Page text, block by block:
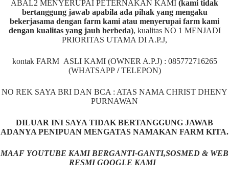
ABAL2 MENYERUPAI PETERNAKAN KAMI (kami tidak
bertanggung jawab apabila ada pihak yang mengaku
bekerjasama dengan farm kami atau menyerupai farm kami
dengan kualitas yang jauh berbeda), kualitas NO 1 MENJADI
PRIORITAS UTAMA DI A.P.J,
kontak FARM ASLI KAMI (OWNER A.P.J) : 085772716265
(WHATSAPP /TELEPON)
NO REK SAYA BRI DAN BCA : ATAS NAMA CHRIST DHENY
PURNAWAN
DILUAR INI SAYA TIDAK BERTANGGUNG JAWAB
ADANYA PENIPUAN MENGATAS NAMAKAN FARM KITA.
MAAF YOUTUBE KAMI BERGANTI-GANTI,SOSMED & WEB
RESMI GOOGLE KAMI